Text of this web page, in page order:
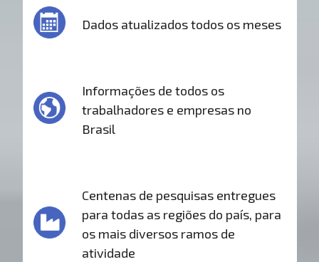
Dados atualizados todos os meses
Informações de todos os
trabalhadores e empresas no
Brasil
Centenas de pesquisas entregues
para todas as regiões do país, para
os mais diversos ramos de
atividade